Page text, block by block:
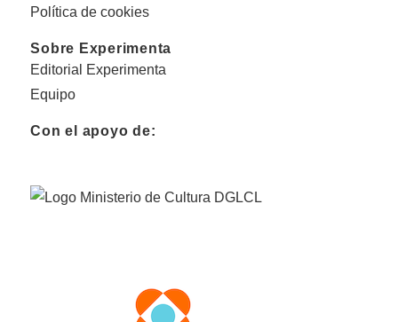
Política de cookies
Sobre Experimenta
Editorial Experimenta
Equipo
Con el apoyo de: